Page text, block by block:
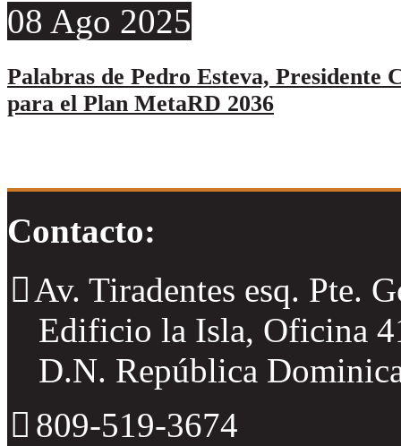
08 Ago 2025
Palabras de Pedro Esteva, Presidente
para el Plan MetaRD 2036
Contacto:
Av. Tiradentes esq. Pte.
Edificio la Isla, Oficina
D.N. República
809-519-3674